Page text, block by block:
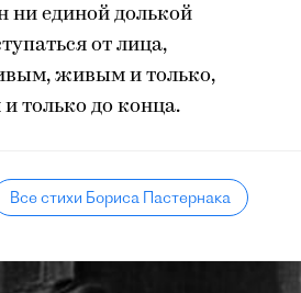
ни единой долькой
от лица,
живым и только,
только до конца.
Все стихи Бориса Пастернака